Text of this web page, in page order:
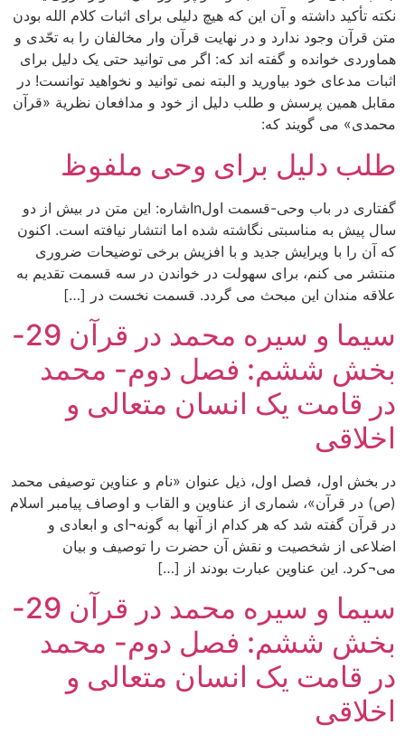
نکته تأکید داشته و آن این که هیچ دلیلی برای اثبات کلام الله بودن
متن قرآن وجود ندارد و در نهایت قرآن وار مخالفان را به تحّدی و
هماوردی خوانده و گفته اند که: اگر می توانید حتی یک دلیل برای
اثبات مدعای خود بیاورید و البته نمی توانید و نخواهید توانست! در
مقابل همین پرسش و طلب دلیل از خود و مدافعان نظریة «قرآن
محمدی» می گویند که:
طلب دلیل برای وحی ملفوظ
گفتاری در باب وحی-قسمت اولnاشاره: این متن در بیش از دو
سال پیش به مناسبتی نگاشته شده اما انتشار نیافته است. اکنون
که آن را با ویرایش جدید و با افزیش برخی توضیحات ضروری
منتشر می کنم، برای سهولت در خواندن در سه قسمت تقدیم به
علاقه مندان این مبحث می گردد. قسمت نخست در […]
سیما و سیره محمد در قرآن 29-
بخش ششم: فصل دوم- محمد
در قامت یک انسان متعالی و
اخلاقی
در بخش اول، فصل اول، ذیل عنوان «نام و عناوین توصیفی محمد
(ص) در قرآن»، شماری از عناوین و القاب و اوصاف پیامبر اسلام
در قرآن گفته شد که هر کدام از آنها به گونه¬ای و ابعادی و
اضلاعی از شخصیت و نقش آن حضرت را توصیف و بیان
می¬کرد. این عناوین عبارت بودند از […]
سیما و سیره محمد در قرآن 29-
بخش ششم: فصل دوم- محمد
در قامت یک انسان متعالی و
اخلاقی